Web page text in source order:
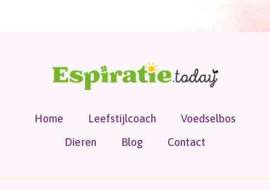
Home Leefstijlcoach
Voedselbos
Dieren
Blog Contact